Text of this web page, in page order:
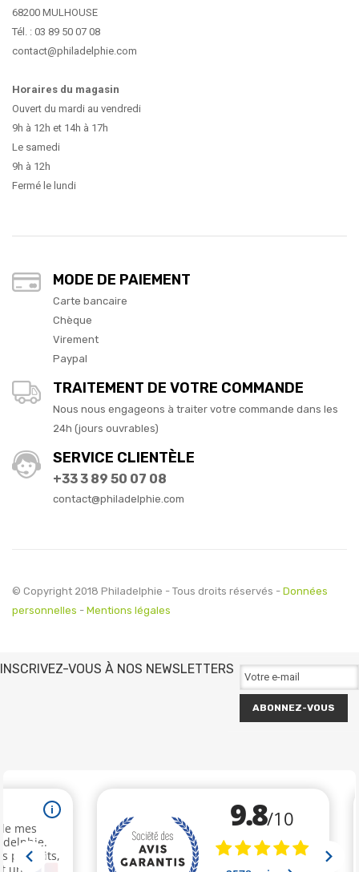
68200 MULHOUSE
Tél. : 03 89 50 07 08
contact@philadelphie.com
Horaires du magasin
Ouvert du mardi au vendredi
9h à 12h et 14h à 17h
Le samedi
9h à 12h
Fermé le lundi
MODE DE PAIEMENT
Carte bancaire
Chèque
Virement
Paypal
TRAITEMENT DE VOTRE COMMANDE
Nous nous engageons à traiter votre commande dans les
24h (jours ouvrables)
SERVICE CLIENTÈLE
+33 3 89 50 07 08
contact@philadelphie.com
© Copyright 2018 Philadelphie - Tous droits réservés - Données
personnelles - Mentions légales
INSCRIVEZ-VOUS À NOS NEWSLETTERS
ABONNEZ-VOUS